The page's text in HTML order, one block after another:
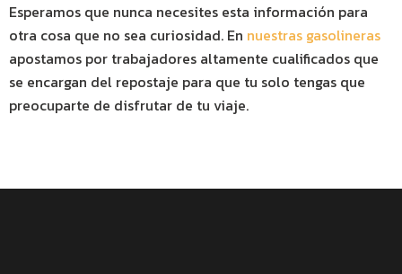
Esperamos que nunca necesites esta información para
otra cosa que no sea curiosidad. En nuestras gasolineras
apostamos por trabajadores altamente cualificados que
se encargan del repostaje para que tu solo tengas que
preocuparte de disfrutar de tu viaje.